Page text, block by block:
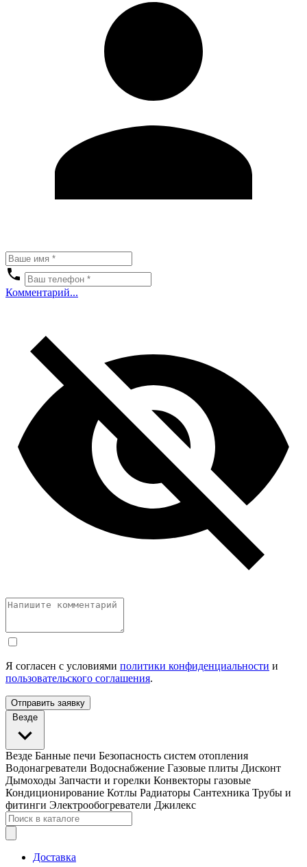
Комментарий...
Я согласен с условиями политики конфиденциальности и
пользовательского соглашения.
Отправить заявку
Везде
Везде Банные печи Безопасность систем отопления
Водонагреватели Водоснабжение Газовые плиты Дисконт
Дымоходы Запчасти и горелки Конвекторы газовые
Кондиционирование Котлы Радиаторы Сантехника Трубы и
фитинги Электрообогреватели Джилекс
Доставка